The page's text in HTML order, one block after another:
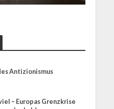
Antizionismus
– Europas Grenzkrise